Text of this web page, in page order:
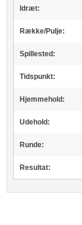
Idræt:
Række/Pulje:
Spillested:
Tidspunkt:
Hjemmehold:
Udehold:
Runde:
Resultat: